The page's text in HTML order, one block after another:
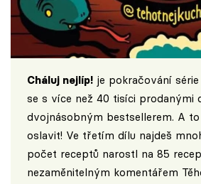
Cháluj nejlíp!je pokračování série
se s více než 40 tisíci prodanými
dvojnásobným bestsellerem. A
oslavit! Ve třetím dílu najdeš
počet receptů narostl na 85
nezaměnitelným komentářem